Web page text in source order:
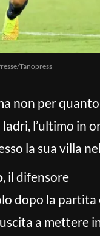
Tanopress
non per
l’ultimo in
la sua villa
, il difensore
dopo la partita
a mettere